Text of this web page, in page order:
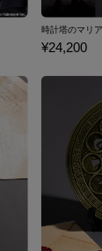
¥24,200